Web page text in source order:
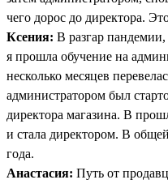
чего дорос до директора.
Ксения: В разгар
я прошла обучение на
несколько месяцев
администратором был
директора магазина. В
и стала директором. В
года.
Анастасия: Путь от